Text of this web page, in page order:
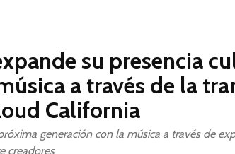
su presencia
a través de la
California
generación con la música a través de
creadores